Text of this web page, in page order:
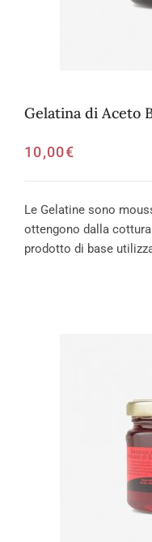
Gelatina di Aceto
10,00€
Le Gelatine sono
ottengono dalla cottura
prodotto di base